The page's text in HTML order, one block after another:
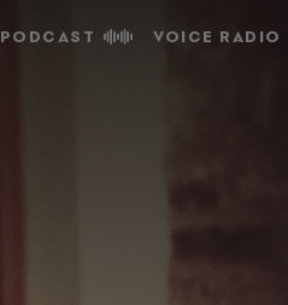
PODCAST VOICE RADIO